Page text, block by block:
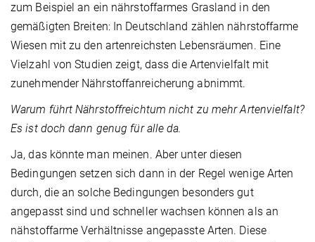
zum Beispiel an ein nährstoffarmes Grasland in den
gemäßigten Breiten: In Deutschland zählen nährstoffarme
Wiesen mit zu den artenreichsten Lebensräumen. Eine
Vielzahl von Studien zeigt, dass die Artenvielfalt mit
zunehmender Nährstoffanreicherung abnimmt.
Warum führt Nährstoffreichtum nicht zu mehr Artenvielfalt?
Es ist doch dann genug für alle da.
Ja, das könnte man meinen. Aber unter diesen
Bedingungen setzen sich dann in der Regel wenige Arten
durch, die an solche Bedingungen besonders gut
angepasst sind und schneller wachsen können als an
nähstoffarme Verhältnisse angepasste Arten. Diese